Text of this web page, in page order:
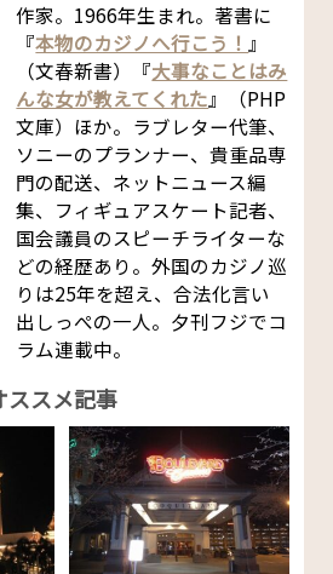
作家。1966年生まれ。著書に
『本物のカジノへ行こう！ 』
（文春新書）『大事なことはみ
んな女が教えてくれた』（PHP
文庫）ほか。ラブレター代筆、
ソニーのプランナー、貴重品専
門の配送、ネットニュース編
集、フィギュアスケート記者、
国会議員のスピーチライターな
どの経歴あり。外国のカジノ巡
りは25年を超え、合法化言い
出しっぺの一人。夕刊フジでコ
ラム連載中。
ススメ記事